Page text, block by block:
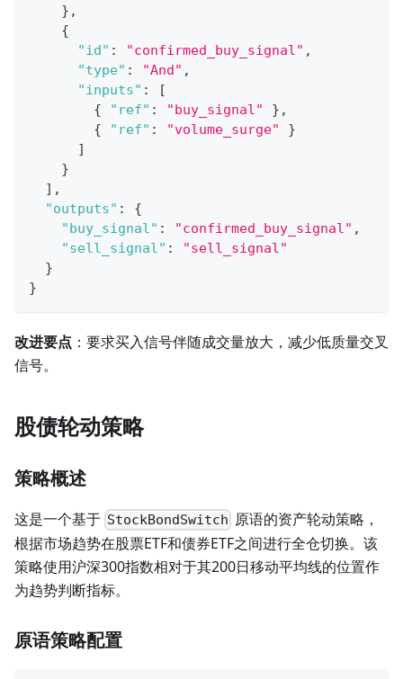
} ,
{
"id" : "confirmed_buy_signal" ,
"type" : "And" ,
"inputs" :
[
{
"ref" : "buy_signal" } ,
{
"ref" : "volume_surge"
}
]
}
] ,
"outputs" :
{
"buy_signal" : "confirmed_buy_signal" ,
"sell_signal" :
"sell_signal"
}
}
改进要点 ：要求买入信号伴随成交量放大，减少低质量交叉
信号。
股债轮动策略
策略概述
这是一个基于 StockBondSwitch 原语的资产轮动策略，
根据市场趋势在股票ETF和债券ETF之间进行全仓切换。该
策略使用沪深300指数相对于其200日移动平均线的位置作
为趋势判断指标。
原语策略配置